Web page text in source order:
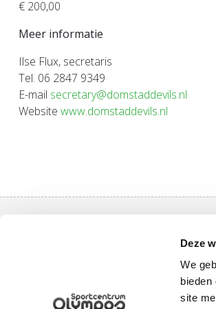
Deze
We
bieden
site
€ 200,00
Meer informatie
Ilse Flux, secretaris
Tel. 06 2847 9349
E-mail secretary@domstaddevils.nl
Website www.domstaddevils.nl